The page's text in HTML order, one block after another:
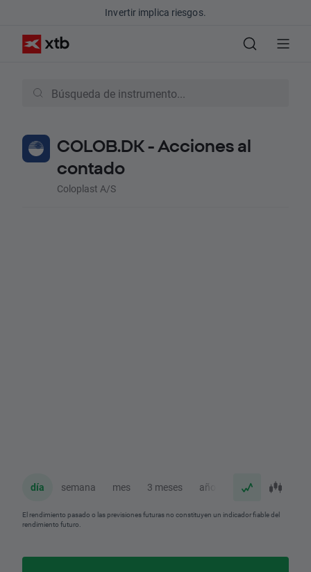
Invertir implica riesgos.
COLOB.DK - Acciones al
contado
Coloplast A/S
día semana mes 3 meses año
El rendimiento pasado o las previsiones futuras no constituyen un indicador fiable del
rendimiento futuro.